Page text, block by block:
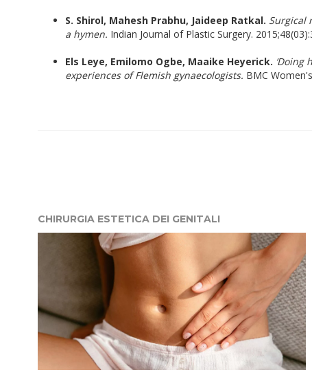
S. Shirol, Mahesh Prabhu, Jaideep Ratkal. Surgical
a hymen. Indian Journal of Plastic Surgery.
Els Leye, Emilomo Ogbe, Maaike Heyerick. ‘Doing
experiences of Flemish gynaecologists. BMC
CHIRURGIA ESTETICA DEI GENITALI